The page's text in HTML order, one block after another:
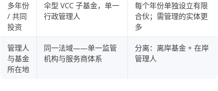
多年份
/ 共同
投资
伞型 VCC 子基金，单一
行政管理人
每个年份单独设立有限
合伙；需管理的实体更
多
管理人
与基金
所在地
同一法域——单一监管
机构与服务商体系
分离：离岸基金 + 在岸
管理人